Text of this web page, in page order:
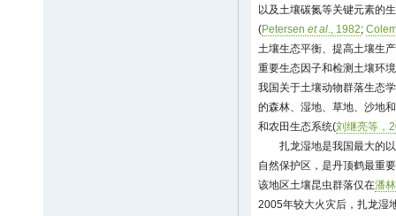
以及土壤碳氮等关键元素的
(Petersen et al ., 1982;
土壤生态平衡、提高土壤生
重要生态因子和检测土壤环
我国关于土壤动物群落生态
的森林、湿地、草地、沙地
和农田生态系统(刘继亮等，
扎龙湿地是我国最大的
自然保护区，是丹顶鹤最重
该地区土壤昆虫群落仅在潘
2005年较大火灾后，扎龙湿